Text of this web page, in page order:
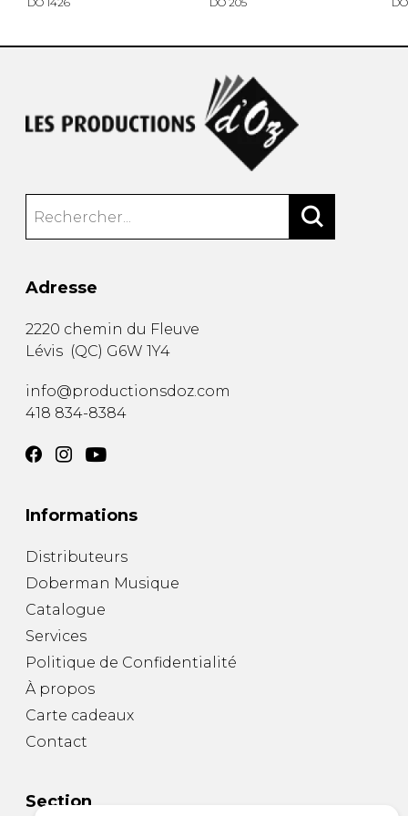
Adresse
2220 chemin du Fleuve
Lévis (QC) G6W 1Y4
info@productionsdoz.com
418 834-8384
Informations
Distributeurs
Doberman Musique
Catalogue
Services
Politique de Confidentialité
À propos
Carte cadeaux
Contact
Section